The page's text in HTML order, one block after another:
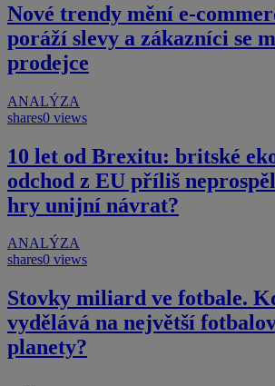
Nové trendy mění e-
poráží slevy a zákazníci se
prodejce
ANALÝZA
shares0 views
10 let od Brexitu: britské
odchod z EU příliš
hry unijní návrat?
ANALÝZA
shares0 views
Stovky miliard ve fotbale.
vydělává na největší
planety?